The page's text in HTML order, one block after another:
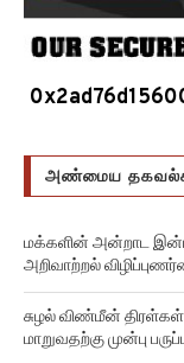
அண்மைய
அறிவாற்றல்
சுழல் விண்மீன்
மாறுவதற்கு முன்பு